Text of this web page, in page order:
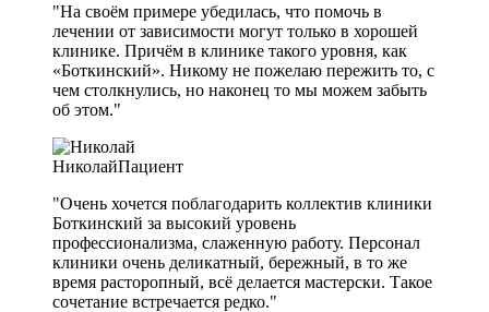
"На своём примере убедилась, что помочь в
лечении от зависимости могут только в хорошей
клинике. Причём в клинике такого уровня, как
«Боткинский». Никому не пожелаю пережить то, с
чем столкнулись, но наконец то мы можем забыть
об этом."
НиколайПациент
"Очень хочется поблагодарить коллектив клиники
Боткинский за высокий уровень
профессионализма, слаженную работу. Персонал
клиники очень деликатный, бережный, в то же
время расторопный, всё делается мастерски. Такое
сочетание встречается редко."